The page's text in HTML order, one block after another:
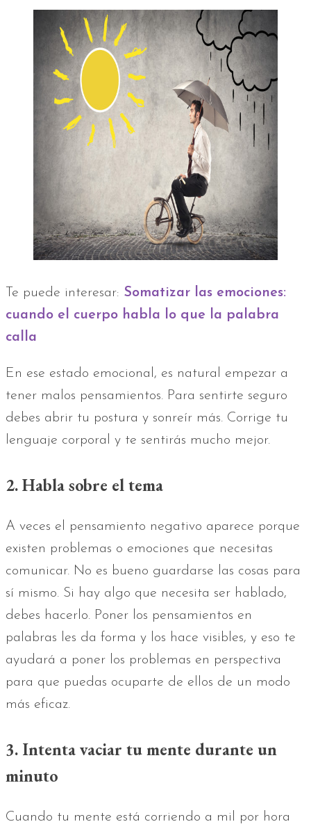
Te puede interesar: Somatizar las emociones:
cuando el cuerpo habla lo que la palabra
calla
En ese estado emocional, es natural empezar a
tener malos pensamientos. Para sentirte seguro
debes abrir tu postura y sonreír más. Corrige tu
lenguaje corporal y te sentirás mucho mejor.
2. Habla sobre el tema
A veces el pensamiento negativo aparece porque
existen problemas o emociones que necesitas
comunicar. No es bueno guardarse las cosas para
sí mismo. Si hay algo que necesita ser hablado,
debes hacerlo. Poner los pensamientos en
palabras les da forma y los hace visibles, y eso te
ayudará a poner los problemas en perspectiva
para que puedas ocuparte de ellos de un modo
más eficaz.
3. Intenta vaciar tu mente durante un
minuto
Cuando tu mente está corriendo a mil por hora